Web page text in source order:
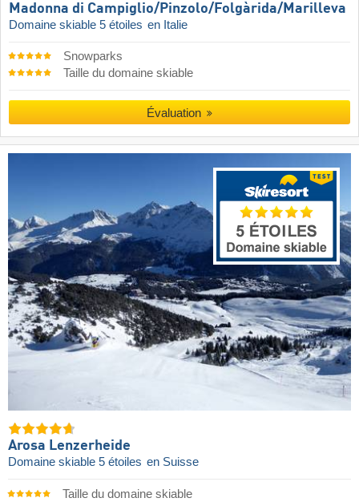
Madonna di Campiglio/​Pinzolo/​Folgàrida/​Marilleva
Domaine skiable 5 étoiles en Italie
Snowparks
Taille du domaine skiable
Évaluation
Arosa Lenzerheide
Domaine skiable 5 étoiles en Suisse
Taille du domaine skiable